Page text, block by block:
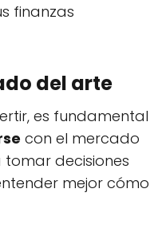
finanzas
del arte
es fundamental
con el mercado
tomar decisiones
mejor cómo